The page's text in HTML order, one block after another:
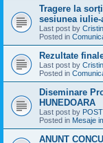
Tragere la
sesiunea iulie-
Last post by
Posted in
Rezultate
Last post by
Posted in
Diseminare
HUNEDOARA
Last post by
Posted in Mesaje
ANUNT